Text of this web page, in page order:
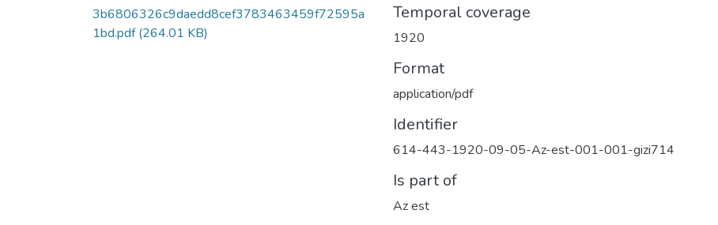
3b6806326c9daedd8cef3783463459f72595a
1bd.pdf(264.01 KB)
Temporal coverage
1920
Format
application/pdf
Identifier
614-443-1920-09-05-Az-est-001-001-gizi714
Is part of
Az est